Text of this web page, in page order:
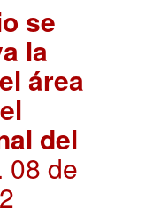
se
la
área
del
08 de